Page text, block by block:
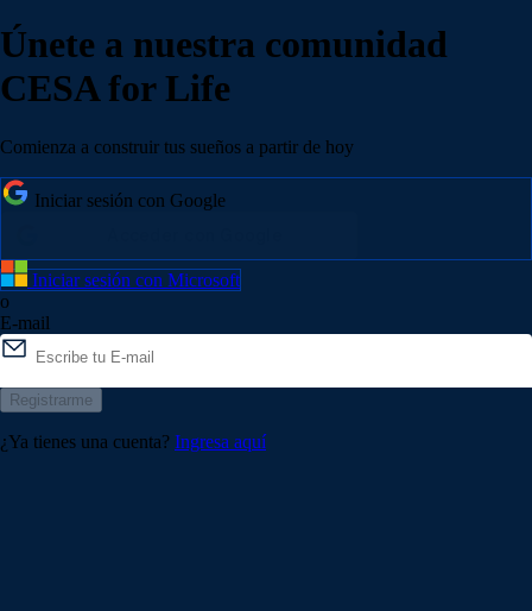
Únete a nuestra comunidad
CESA for Life
Comienza a construir tus sueños a partir de hoy
Iniciar sesión con Google
Iniciar sesión con Microsoft
o
E-mail
Registrarme
¿Ya tienes una cuenta? Ingresa aquí